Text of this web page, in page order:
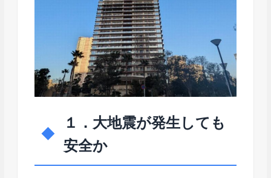
１．大地震が発生しても
安全か